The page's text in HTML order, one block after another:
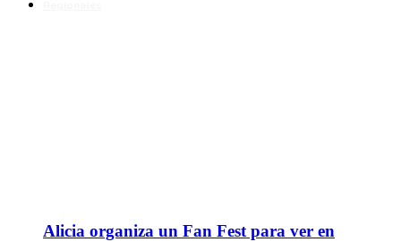
Alicia organiza un Fan Fest para ver en